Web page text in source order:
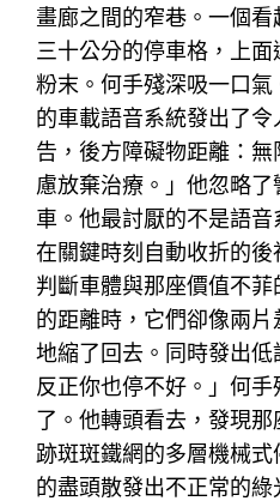
畫廊之間的窄巷。一個
三十公分的停車格，上
粉末。何手殘深吸一口
的車載語音系統發出了
告，後方障礙物距離：
慮放棄治療。」他忽略了
車。他最討厭的不是語
在關鍵時刻自動收折的
判斷車體與那座價值不
的距離時，它們卻像兩
地縮了回去。同時發出低
反正你也停不好。」何
了。他轉頭看去，發現
跡斑斑鐵網的多層機械
的盡頭散發出不正常的